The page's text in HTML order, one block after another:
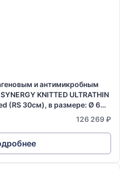
и антимикробным
KNITTED ULTRATHIN
(RS 30см), в размере: Ø 6
126 269 ₽